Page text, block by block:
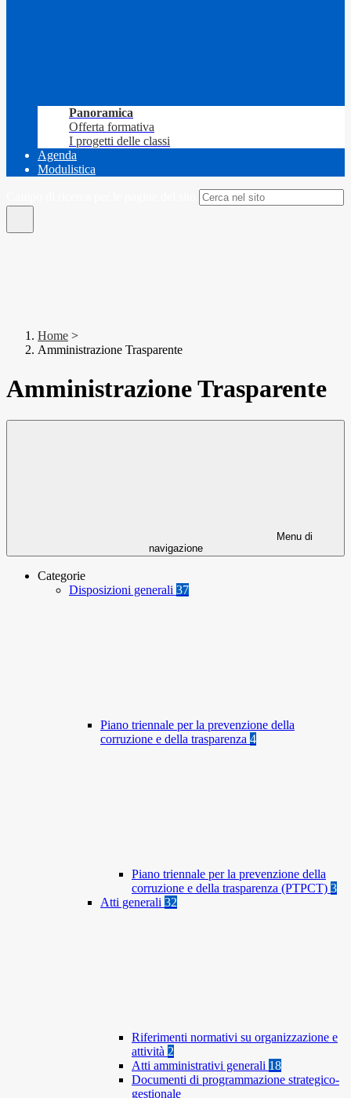
Panoramica
Offerta formativa
I progetti delle classi
Agenda
Modulistica
Home >
Amministrazione Trasparente
Amministrazione Trasparente
Menu di
navigazione
Categorie
Disposizioni generali 37
Piano triennale per la prevenzione della
corruzione e della trasparenza 4
Piano triennale per la prevenzione della
corruzione e della trasparenza (PTPCT) 3
Atti generali 32
Riferimenti normativi su organizzazione e
attività 2
Atti amministrativi generali 18
Documenti di programmazione strategico-
gestionale